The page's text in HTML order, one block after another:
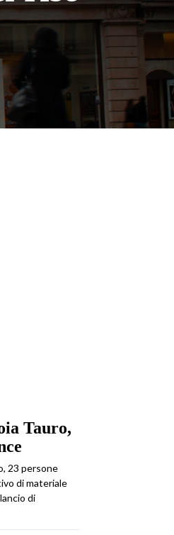
Tauro,
23 persone
di materiale
di